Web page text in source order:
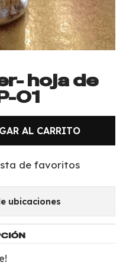
hoja de
01
AL CARRITO
de favoritos
ubicaciones